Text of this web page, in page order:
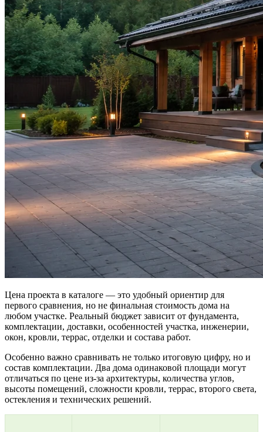
Цена проекта в каталоге — это удобный ориентир для
первого сравнения, но не финальная стоимость дома на
любом участке. Реальный бюджет зависит от фундамента,
комплектации, доставки, особенностей участка, инженерии,
окон, кровли, террас, отделки и состава работ.
Особенно важно сравнивать не только итоговую цифру, но и
состав комплектации. Два дома одинаковой площади могут
отличаться по цене из-за архитектуры, количества углов,
высоты помещений, сложности кровли, террас, второго света,
остекления и технических решений.